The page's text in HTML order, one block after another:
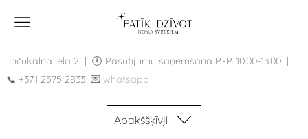
Inčukalna iela 2 | 🕐 Pasūtījumu saņemšana P.-P. 10:00-13:00 |
📞 +371 2575 2833 💌 whatsapp
Apakššķīvji